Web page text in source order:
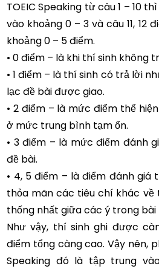
TOEIC Speaking từ câu 1 – 10
vào khoảng 0 – 3 và câu 11, 12
khoảng 0 – 5 điểm.
• 0 điểm – là khi thí sinh không
• 1 điểm – là thí sinh có trả lời
lạc đề bài được giao.
• 2 điểm – là mức điểm thể
ở mức trung bình tạm ổn.
• 3 điểm – là mức điểm đánh
đề bài.
• 4, 5 điểm – là điểm đánh giá
thỏa mãn các tiêu chí khác về
thống nhất giữa các ý trong bài
Như vậy, thí sinh ghi được
điểm tổng càng cao. Vậy nên,
Speaking đó là tập trung